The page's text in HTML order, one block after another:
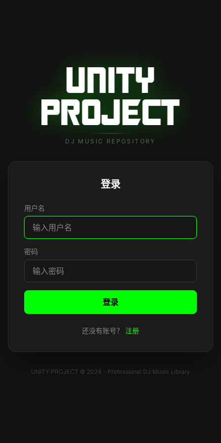
DJ MUSIC REPOSITORY
登录
用户名
密码
登录
还没有账号？ 注册
UNITY PROJECT © 2024 - Professional DJ Music Library